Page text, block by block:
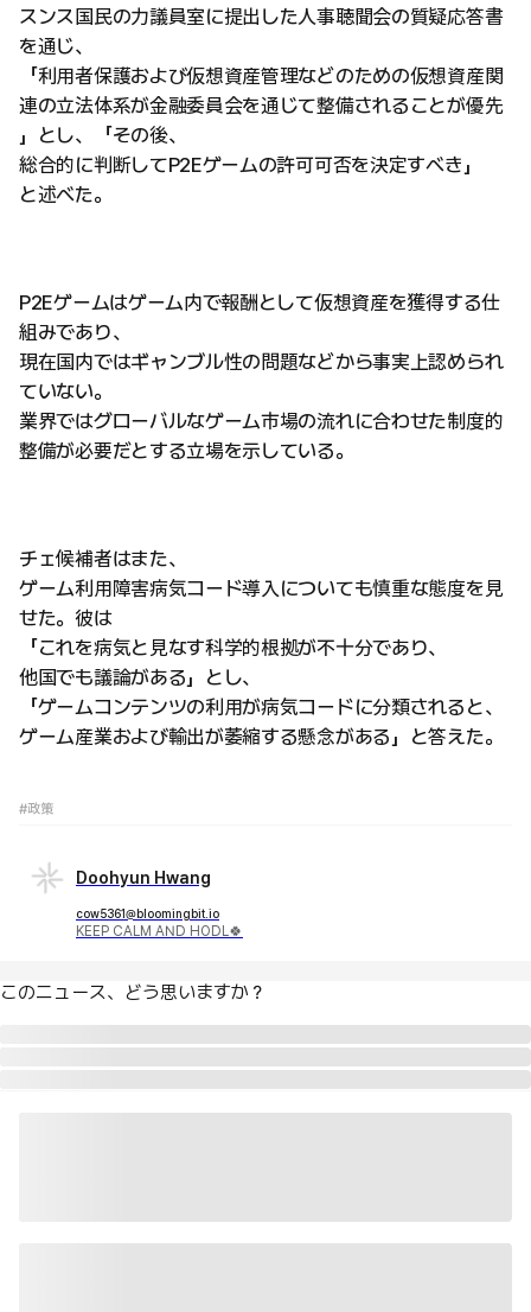
スンス国民の力議員室に提出した人事聴聞会の質疑応答書
を通じ、
「利用者保護および仮想資産管理などのための仮想資産関
連の立法体系が金融委員会を通じて整備されることが優先
」とし、「その後、
総合的に判断してP2Eゲームの許可可否を決定すべき」
と述べた。
P2Eゲームはゲーム内で報酬として仮想資産を獲得する仕
組みであり、
現在国内ではギャンブル性の問題などから事実上認められ
ていない。
業界ではグローバルなゲーム市場の流れに合わせた制度的
整備が必要だとする立場を示している。
チェ候補者はまた、
ゲーム利用障害病気コード導入についても慎重な態度を見
せた。彼は
「これを病気と見なす科学的根拠が不十分であり、
他国でも議論がある」とし、
「ゲームコンテンツの利用が病気コードに分類されると、
ゲーム産業および輸出が萎縮する懸念がある」と答えた。
#政策
Doohyun Hwang
cow5361@bloomingbit.io
KEEP CALM AND HODL🍀
このニュース、どう思いますか？